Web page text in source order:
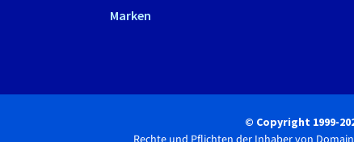
Marken
© Copyright 1999-